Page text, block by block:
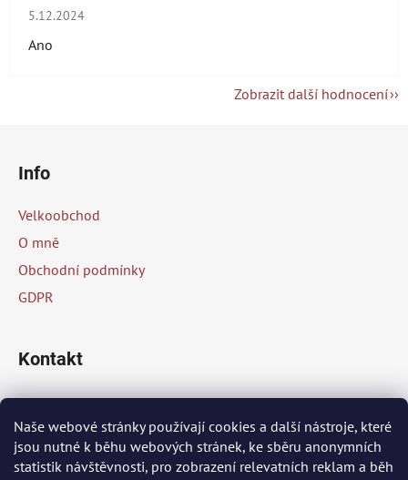
Naše webové stránky používají cookies a další nástroje, které
jsou nutné k běhu webových stránek, ke sběru anonymních
statistik návštěvnosti, pro zobrazení relevatních reklam a běh
Hodnocení obchodu je 5 z 5 hvězdiček.
5.12.2024
Ano
Zobrazit další hodnocení
Info
Velkoobchod
O mně
Obchodní podmínky
GDPR
Kontakt
+420 778 002 430